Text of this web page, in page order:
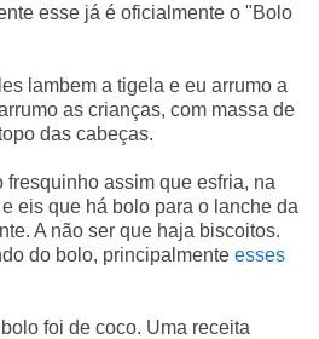
esse já é oficialmente o "Bolo
lambem a tigela e eu arrumo a
as crianças, com massa de
das cabeças.
fresquinho assim que esfria, na
eis que há bolo para o lanche da
A não ser que haja biscoitos.
do bolo, principalmente esses
foi de coco. Uma receita